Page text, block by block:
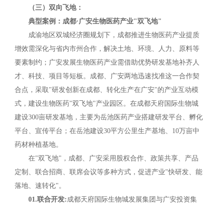
（三）双向飞地：
典型案例：成都·广安生物医药产业"双飞地"
成渝地区双城经济圈规划下，成都推进生物医药产业提质
增效需深化与省内市州合作，解决土地、环境、人力、原料等
要素制约；广安发展生物医药产业需借助优势研发基地补齐人
才、科技、项目等短板。成都、广安两地迅速找准这一合作契
合点，采取"研发创新在成都、转化生产在广安"的产业互动模
式，建设生物医药"双飞地"产业园区。在成都天府国际生物城
建设300亩研发基地，主要为岳池医药产业搭建研发平台、孵化
平台、宣传平台；在岳池建设30平方公里生产基地、10万亩中
药材种植基地。
在"双飞地"，成都、广安采用股权合作、政策共享、产品
定制、联合招商、联席会议等多种方式，促进产业"快研发、能
落地、速转化"。
01.联合开发:成都天府国际生物城发展集团与广安投资集